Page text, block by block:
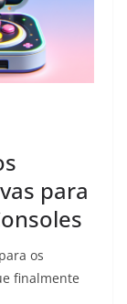
para
os
finalmente